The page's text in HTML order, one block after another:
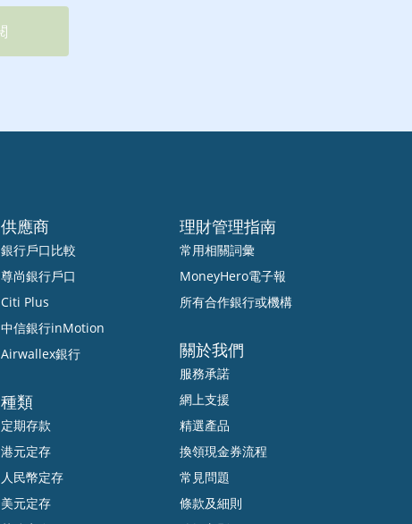
供應商
銀行戶口比較
尊尚銀行戶口
Citi Plus
中信銀行inMotion
Airwallex銀行
種類
定期存款
港元定存
人民幣定存
美元定存
理財管理指南
常用相關詞彙
MoneyHero電子報
所有合作銀行或機構
關於我們
服務承諾
網上支援
精選產品
換領現金券流程
常見問題
條款及細則